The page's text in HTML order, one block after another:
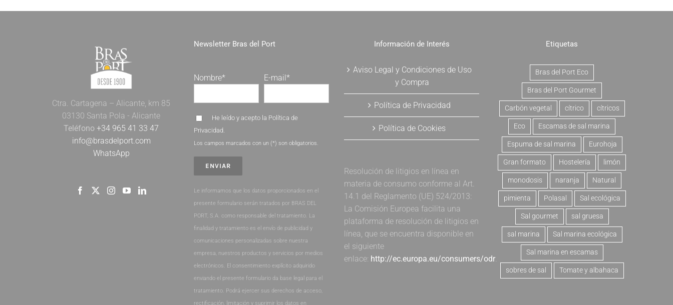
Ctra. Cartagena – Alicante, km 85
03130 Santa Pola - Alicante
Teléfono +34 965 41 33 47
info@brasdelport.com
WhatsApp
Newsletter Bras del Port
Nombre* E-mail*
He leído y acepto la Política de
Privacidad
Los campos marcados con un (*) son obligatorios.
Le informamos que los datos proporcionados en el
presente formulario serán tratados por BRAS DEL
PORT, S.A. como responsable del tratamiento. La
finalidad y tratamiento es el envío de publicidad y
comunicaciones personalizadas sobre nuestra
empresa, nuestros productos y servicios por medios
electrónicos. El consentimiento explícito adquirido
enviando el presente formulario da base legal para el
tratamiento. Podrá ejercer sus derechos de acceso,
rectificación, limitación y suprimir los datos en
Información de Interés
Aviso Legal y Condiciones de Uso
y Compra
Política de Privacidad
Política de Cookies
Resolución de litigios en línea en
materia de consumo conforme al Art.
14.1 del Reglamento (UE) 524/2013:
La Comisión Europea facilita una
plataforma de resolución de litigios en
línea, que se encuentra disponible en
el siguiente
enlace: http://ec.europa.eu/consumers/odr.
Etiquetas
Bras del Port Eco
Bras del Port Gourmet
Carbón vegetal cítrico cítricos
Eco Escamas de sal marina
Espuma de sal marina Eurohoja
Gran formato Hostelería limón
monodosis naranja Natural
pimienta Polasal Sal ecológica
Sal gourmet sal gruesa
sal marina Sal marina ecológica
Sal marina en escamas
sobres de sal Tomate y albahaca